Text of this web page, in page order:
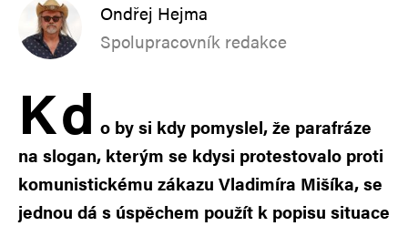
Ondřej Hejma
Spolupracovník redakce
Kd o by si kdy pomyslel, že parafráze
na slogan, kterým se kdysi protestovalo proti
komunistickému zákazu Vladimíra Mišíka, se
jednou dá s úspěchem použít k popisu situace